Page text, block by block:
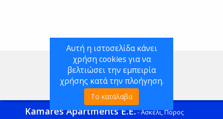
Kamares Apartments Ε.Ε.- Ασκέλι, Πόρος
Αυτή η ιστοσελίδα κάνει
χρήση cookies για να
βελτιώσει την εμπειρία
χρήσης κατά την πλοήγηση.
Το κατάλαβα